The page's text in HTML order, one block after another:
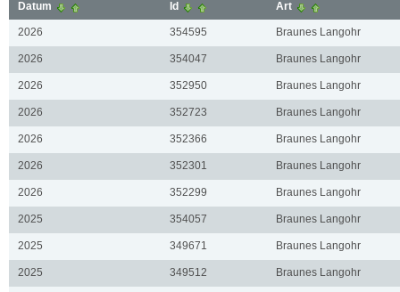
Datum Id Art
2026 354595 Braunes Langohr
2026 354047 Braunes Langohr
2026 352950 Braunes Langohr
2026 352723 Braunes Langohr
2026 352366 Braunes Langohr
2026 352301 Braunes Langohr
2026 352299 Braunes Langohr
2025 354057 Braunes Langohr
2025 349671 Braunes Langohr
2025 349512 Braunes Langohr